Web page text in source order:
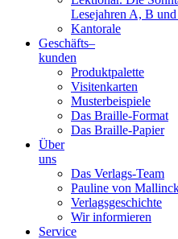
Lesejahren A, B
Kantorale
Geschäfts­–
kunden
Produktpalette
Visitenkarten
Musterbeispiele
Das Braille-Format
Das Braille-Papier
Über
uns
Das Verlags-Team
Pauline von
Verlagsgeschichte
Wir informieren
Service